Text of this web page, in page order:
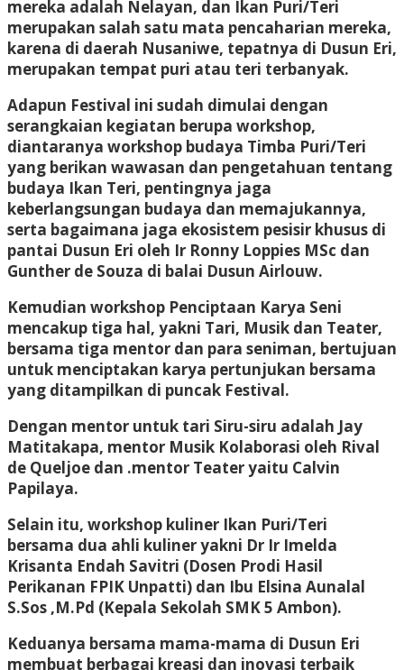
mereka adalah Nelayan, dan Ikan Puri/Teri
merupakan salah satu mata pencaharian mereka,
karena di daerah Nusaniwe, tepatnya di Dusun Eri,
merupakan tempat puri atau teri terbanyak.
Adapun Festival ini sudah dimulai dengan
serangkaian kegiatan berupa workshop,
diantaranya workshop budaya Timba Puri/Teri
yang berikan wawasan dan pengetahuan tentang
budaya Ikan Teri, pentingnya jaga
keberlangsungan budaya dan memajukannya,
serta bagaimana jaga ekosistem pesisir khusus di
pantai Dusun Eri oleh Ir Ronny Loppies MSc dan
Gunther de Souza di balai Dusun Airlouw.
Kemudian workshop Penciptaan Karya Seni
mencakup tiga hal, yakni Tari, Musik dan Teater,
bersama tiga mentor dan para seniman, bertujuan
untuk menciptakan karya pertunjukan bersama
yang ditampilkan di puncak Festival.
Dengan mentor untuk tari Siru-siru adalah Jay
Matitakapa, mentor Musik Kolaborasi oleh Rival
de Queljoe dan .mentor Teater yaitu Calvin
Papilaya.
Selain itu, workshop kuliner Ikan Puri/Teri
bersama dua ahli kuliner yakni Dr Ir Imelda
Krisanta Endah Savitri (Dosen Prodi Hasil
Perikanan FPIK Unpatti) dan Ibu Elsina Aunalal
S.Sos ,M.Pd (Kepala Sekolah SMK 5 Ambon).
Keduanya bersama mama-mama di Dusun Eri
membuat berbagai kreasi dan inovasi terbaik